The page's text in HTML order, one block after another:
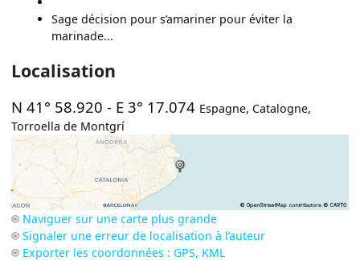
Sage décision pour s’amariner pour éviter la
marinade...
Localisation
N 41° 58.920 - E 3° 17.074 Espagne, Catalogne,
Torroella de Montgrí
Naviguer sur une carte plus grande
Signaler une erreur de localisation à l’auteur
Exporter les coordonnées : GPS, KML